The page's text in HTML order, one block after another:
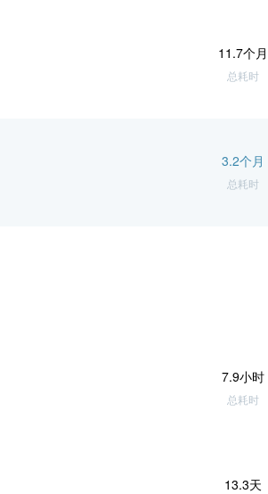
11.7个月
总耗时
3.2个月
总耗时
7.9小时
总耗时
13.3天